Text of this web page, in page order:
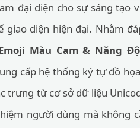
đại diện cho sự sáng
giao diện hiện đại. Nhằm
Màu Cam & Năng
cấp hệ thống ký tự đồ
trưng từ cơ sở dữ liệu
người dùng mà không